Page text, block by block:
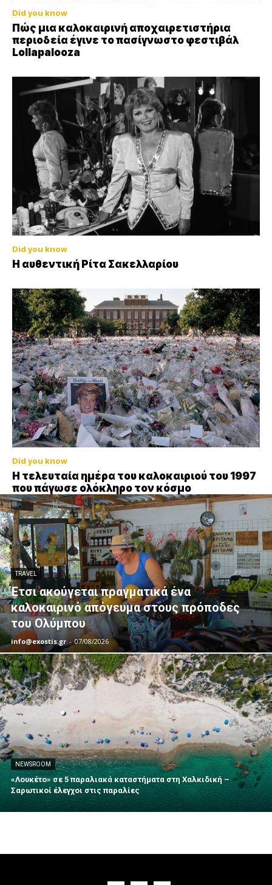
Did you know
Πώς μια καλοκαιρινή αποχαιρετιστήρια
περιοδεία έγινε το πασίγνωστο φεστιβάλ
Lollapalooza
Did you know
Η αυθεντική Ρίτα Σακελλαρίου
Did you know
Η τελευταία ημέρα του καλοκαιριού του 1997
που πάγωσε ολόκληρο τον κόσμο
TRAVEL
Έτσι ακούγεται πραγματικά ένα
καλοκαιρινό απόγευμα στους πρόποδες
του Ολύμπου
info@exostis.gr - 07/08/2026
NEWSROOM
«Λουκέτο» σε 5 παραλιακά καταστήματα στη Χαλκιδική –
Σαρωτικοί έλεγχοι στις παραλίες